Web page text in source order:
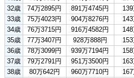
32歳
74万2895円 891万4745円
33歳
75万4023円 904万8276円
34歳
76万3715円 916万4582円
35歳
77万3407円 928万888円
36歳
78万3099円 939万7194円
37歳
79万2791円 951万3500円
38歳
80万642円 960万7710円